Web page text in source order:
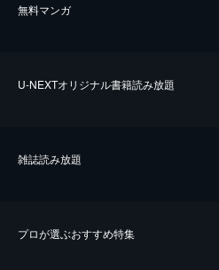
無料マンガ
U-NEXTオリジナル書籍読み放題
雑誌読み放題
プロが選ぶおすすめ特集